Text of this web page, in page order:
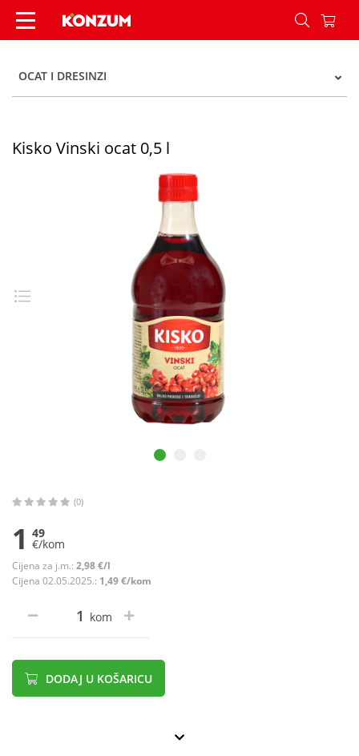
Kisko Vinski ocat 0,5 l - Konzum
OCAT I DRESINZI
Kisko Vinski ocat 0,5 l
(0)
1 49
€/kom
Cijena za j.m.: 2,98 €/l
Cijena 02.05.2025.: 1,49 €/kom
kom
DODAJ U KOŠARICU